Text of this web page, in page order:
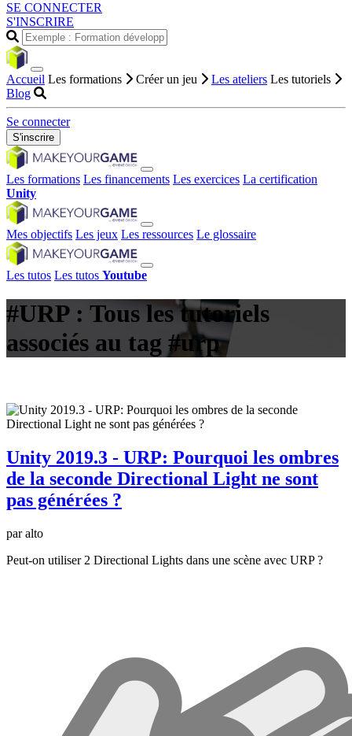
SE CONNECTER
S'INSCRIRE
Accueil Les formations Créer un jeu Les ateliers Les tutoriels
Blog
Se connecter
S'inscrire
Les formations Les financements Les exercices La certification
Unity
Mes objectifs Les jeux Les ressources Le glossaire
Les tutos Les tutos Youtube
#URP : Tous les tutoriels
associés au tag #urp
Unity 2019.3 - URP: Pourquoi les ombres
de la seconde Directional Light ne sont
pas générées ?
par alto
Peut-on utiliser 2 Directional Lights dans une scène avec URP ?